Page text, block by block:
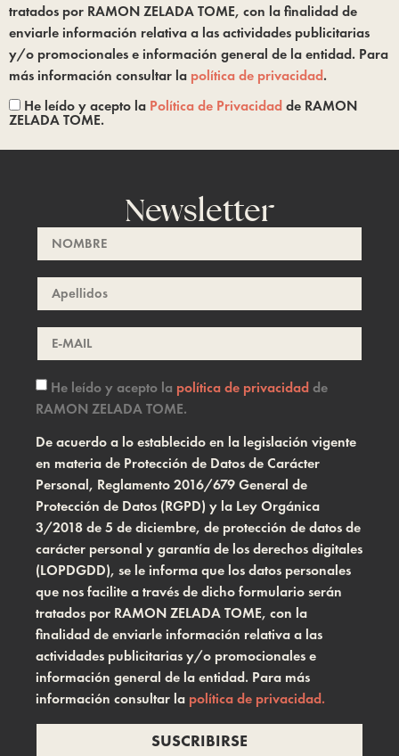
tratados por RAMON ZELADA TOME, con la finalidad de
enviarle información relativa a las actividades publicitarias
y/o promocionales e información general de la entidad. Para
más información consultar la política de privacidad.
He leído y acepto la Política de Privacidadde RAMON
ZELADA TOME.
Newsletter
He leído y acepto la política de privacidadde
RAMON ZELADA TOME.
De acuerdo a lo establecido en la legislación vigente
en materia de Protección de Datos de Carácter
Personal, Reglamento 2016/679 General de
Protección de Datos (RGPD) y la Ley Orgánica
3/2018 de 5 de diciembre, de protección de datos de
carácter personal y garantía de los derechos digitales
(LOPDGDD), se le informa que los datos personales
que nos facilite a través de dicho formulario serán
tratados por RAMON ZELADA TOME, con la
finalidad de enviarle información relativa a las
actividades publicitarias y/o promocionales e
información general de la entidad. Para más
información consultar la política de privacidad.
SUSCRIBIRSE